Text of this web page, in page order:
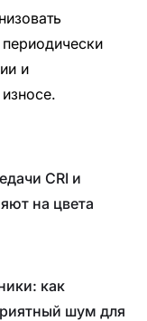
и
CRI и
на цвета
как
шум для